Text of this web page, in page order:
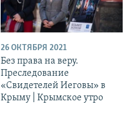
26 ОКТЯБРЯ 2021
Без права на веру.
Преследование
«Свидетелей Иеговы» в
Крыму | Крымское утро